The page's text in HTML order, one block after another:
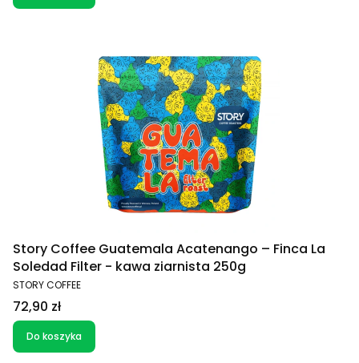
Story Coffee Guatemala Acatenango – Finca La
Soledad Filter - kawa ziarnista 250g
PRODUCENT
STORY COFFEE
Cena
72,90 zł
Do koszyka